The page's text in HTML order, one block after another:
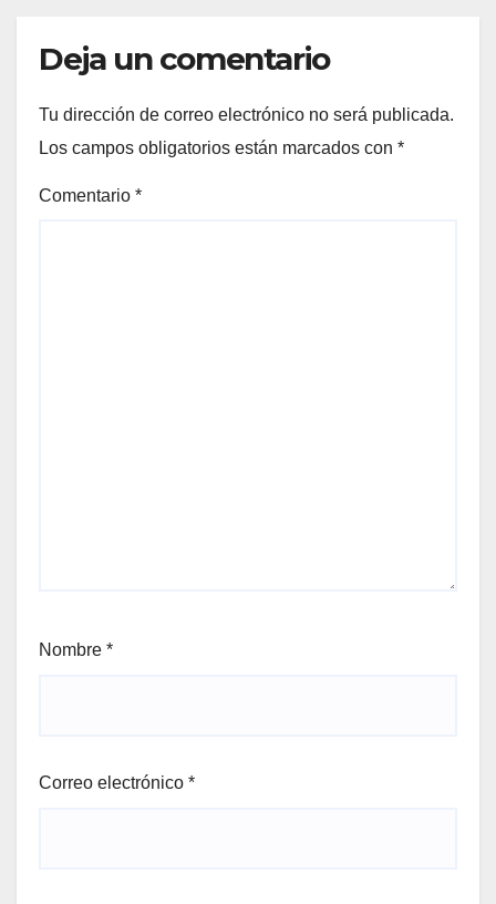
Deja un comentario
Tu dirección de correo electrónico no será publicada.
Los campos obligatorios están marcados con *
Comentario *
Nombre *
Correo electrónico *